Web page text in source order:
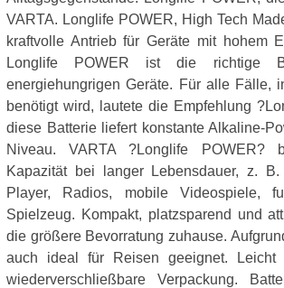
VARTA. Longlife POWER, High Tech
kraftvolle Antrieb für Geräte mit hohem
Longlife POWER ist die richtige
energiehungrigen Geräte. Für alle Fälle,
benötigt wird, lautete die Empfehlung
diese Batterie liefert konstante Alkaline-
Niveau. VARTA ?Longlife POWER?
Kapazität bei langer Lebensdauer, z.
Player, Radios, mobile Videospiele,
Spielzeug. Kompakt, platzsparend und
die größere Bevorratung zuhause.
auch ideal für Reisen geeignet. Leicht
wiederverschließbare Verpackung.